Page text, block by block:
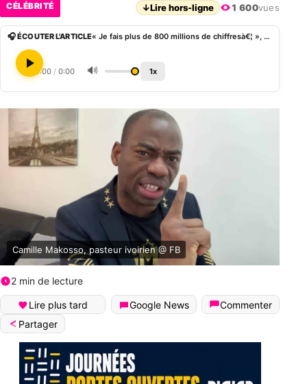
CÉLÉBRITÉ ↓Lire hors-ligne 1 600vues
🎧 ÉCOUTER L'ARTICLE « Je fais plus de 800 millions de chiffresà€¦ », Makosso lève un coin de voile sur sa fortune
0:00 / 0:00 🔊 1x
Camille Makosso, pasteur ivoirien @ FB
2 min de lecture
Lire plus tard Google News
Commenter
Partager